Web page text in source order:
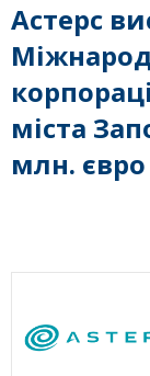
Астерс
міста
млн. євро